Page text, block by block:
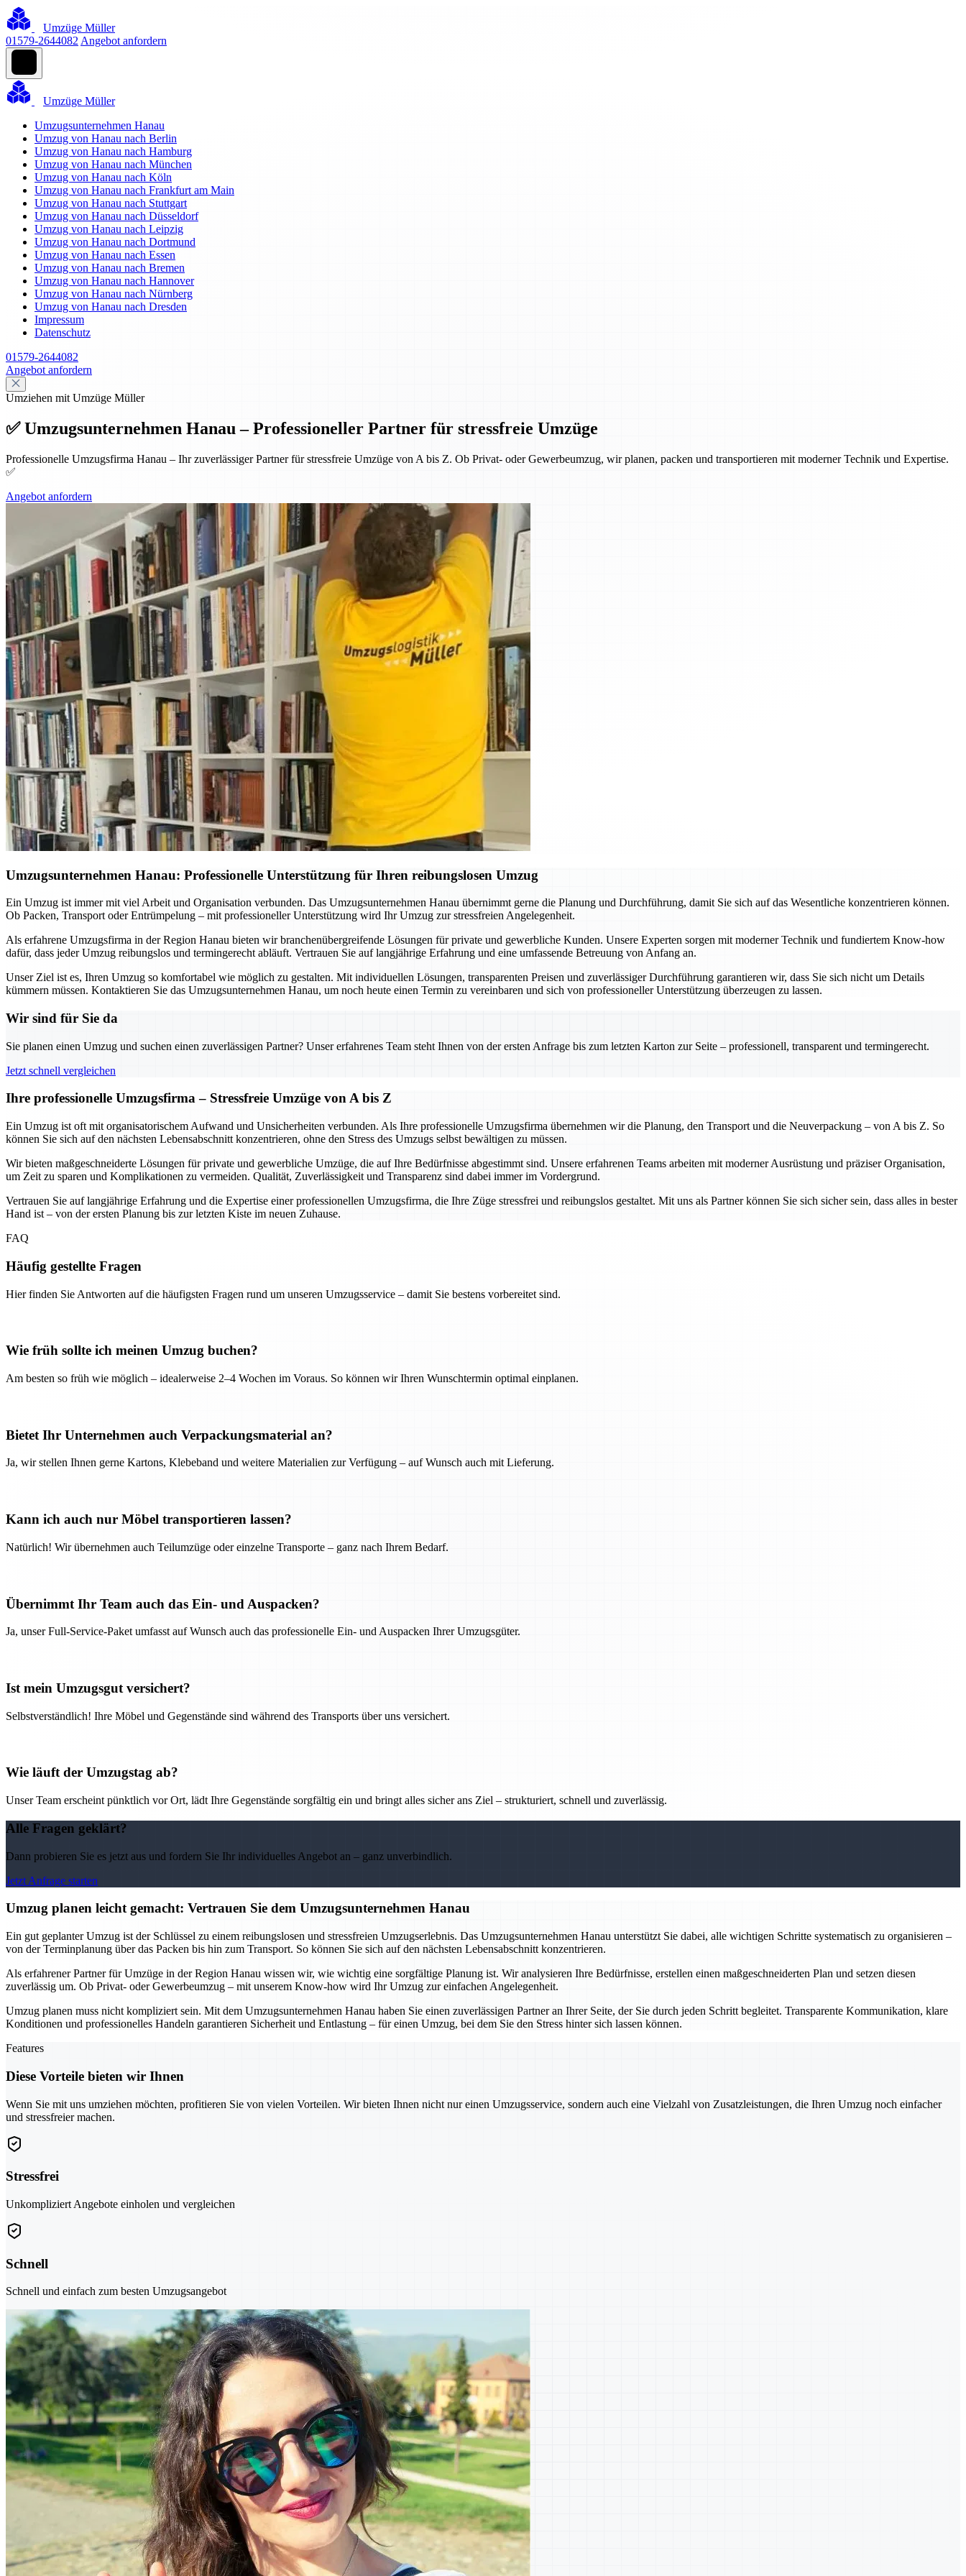
Umzüge Müller
01579-2644082 Angebot anfordern
Umzüge Müller
Umzugsunternehmen Hanau
Umzug von Hanau nach Berlin
Umzug von Hanau nach Hamburg
Umzug von Hanau nach München
Umzug von Hanau nach Köln
Umzug von Hanau nach Frankfurt am Main
Umzug von Hanau nach Stuttgart
Umzug von Hanau nach Düsseldorf
Umzug von Hanau nach Leipzig
Umzug von Hanau nach Dortmund
Umzug von Hanau nach Essen
Umzug von Hanau nach Bremen
Umzug von Hanau nach Hannover
Umzug von Hanau nach Nürnberg
Umzug von Hanau nach Dresden
Impressum
Datenschutz
01579-2644082
Angebot anfordern
Umziehen mit Umzüge Müller
✅ Umzugsunternehmen Hanau – Professioneller Partner für stressfreie Umzüge
Professionelle Umzugsfirma Hanau – Ihr zuverlässiger Partner für stressfreie Umzüge von A bis Z. Ob Privat- oder Gewerbeumzug, wir planen, packen und transportieren mit moderner Technik und Expertise.
✅
Angebot anfordern
Umzugsunternehmen Hanau: Professionelle Unterstützung für Ihren reibungslosen Umzug
Ein Umzug ist immer mit viel Arbeit und Organisation verbunden. Das Umzugsunternehmen Hanau übernimmt gerne die Planung und Durchführung, damit Sie sich auf das Wesentliche konzentrieren können.
Ob Packen, Transport oder Entrümpelung – mit professioneller Unterstützung wird Ihr Umzug zur stressfreien Angelegenheit.
Als erfahrene Umzugsfirma in der Region Hanau bieten wir branchenübergreifende Lösungen für private und gewerbliche Kunden. Unsere Experten sorgen mit moderner Technik und fundiertem Know-how
dafür, dass jeder Umzug reibungslos und termingerecht abläuft. Vertrauen Sie auf langjährige Erfahrung und eine umfassende Betreuung von Anfang an.
Unser Ziel ist es, Ihren Umzug so komfortabel wie möglich zu gestalten. Mit individuellen Lösungen, transparenten Preisen und zuverlässiger Durchführung garantieren wir, dass Sie sich nicht um Details
kümmern müssen. Kontaktieren Sie das Umzugsunternehmen Hanau, um noch heute einen Termin zu vereinbaren und sich von professioneller Unterstützung überzeugen zu lassen.
Wir sind für Sie da
Sie planen einen Umzug und suchen einen zuverlässigen Partner? Unser erfahrenes Team steht Ihnen von der ersten Anfrage bis zum letzten Karton zur Seite – professionell, transparent und termingerecht.
Jetzt schnell vergleichen
Ihre professionelle Umzugsfirma – Stressfreie Umzüge von A bis Z
Ein Umzug ist oft mit organisatorischem Aufwand und Unsicherheiten verbunden. Als Ihre professionelle Umzugsfirma übernehmen wir die Planung, den Transport und die Neuverpackung – von A bis Z. So
können Sie sich auf den nächsten Lebensabschnitt konzentrieren, ohne den Stress des Umzugs selbst bewältigen zu müssen.
Wir bieten maßgeschneiderte Lösungen für private und gewerbliche Umzüge, die auf Ihre Bedürfnisse abgestimmt sind. Unsere erfahrenen Teams arbeiten mit moderner Ausrüstung und präziser Organisation,
um Zeit zu sparen und Komplikationen zu vermeiden. Qualität, Zuverlässigkeit und Transparenz sind dabei immer im Vordergrund.
Vertrauen Sie auf langjährige Erfahrung und die Expertise einer professionellen Umzugsfirma, die Ihre Züge stressfrei und reibungslos gestaltet. Mit uns als Partner können Sie sich sicher sein, dass alles in bester
Hand ist – von der ersten Planung bis zur letzten Kiste im neuen Zuhause.
FAQ
Häufig gestellte Fragen
Hier finden Sie Antworten auf die häufigsten Fragen rund um unseren Umzugsservice – damit Sie bestens vorbereitet sind.
Wie früh sollte ich meinen Umzug buchen?
Am besten so früh wie möglich – idealerweise 2–4 Wochen im Voraus. So können wir Ihren Wunschtermin optimal einplanen.
Bietet Ihr Unternehmen auch Verpackungsmaterial an?
Ja, wir stellen Ihnen gerne Kartons, Klebeband und weitere Materialien zur Verfügung – auf Wunsch auch mit Lieferung.
Kann ich auch nur Möbel transportieren lassen?
Natürlich! Wir übernehmen auch Teilumzüge oder einzelne Transporte – ganz nach Ihrem Bedarf.
Übernimmt Ihr Team auch das Ein- und Auspacken?
Ja, unser Full-Service-Paket umfasst auf Wunsch auch das professionelle Ein- und Auspacken Ihrer Umzugsgüter.
Ist mein Umzugsgut versichert?
Selbstverständlich! Ihre Möbel und Gegenstände sind während des Transports über uns versichert.
Wie läuft der Umzugstag ab?
Unser Team erscheint pünktlich vor Ort, lädt Ihre Gegenstände sorgfältig ein und bringt alles sicher ans Ziel – strukturiert, schnell und zuverlässig.
Alle Fragen geklärt?
Dann probieren Sie es jetzt aus und fordern Sie Ihr individuelles Angebot an – ganz unverbindlich.
Jetzt Anfrage starten
Umzug planen leicht gemacht: Vertrauen Sie dem Umzugsunternehmen Hanau
Ein gut geplanter Umzug ist der Schlüssel zu einem reibungslosen und stressfreien Umzugserlebnis. Das Umzugsunternehmen Hanau unterstützt Sie dabei, alle wichtigen Schritte systematisch zu organisieren –
von der Terminplanung über das Packen bis hin zum Transport. So können Sie sich auf den nächsten Lebensabschnitt konzentrieren.
Als erfahrener Partner für Umzüge in der Region Hanau wissen wir, wie wichtig eine sorgfältige Planung ist. Wir analysieren Ihre Bedürfnisse, erstellen einen maßgeschneiderten Plan und setzen diesen
zuverlässig um. Ob Privat- oder Gewerbeumzug – mit unserem Know-how wird Ihr Umzug zur einfachen Angelegenheit.
Umzug planen muss nicht kompliziert sein. Mit dem Umzugsunternehmen Hanau haben Sie einen zuverlässigen Partner an Ihrer Seite, der Sie durch jeden Schritt begleitet. Transparente Kommunikation, klare
Konditionen und professionelles Handeln garantieren Sicherheit und Entlastung – für einen Umzug, bei dem Sie den Stress hinter sich lassen können.
Features
Diese Vorteile bieten wir Ihnen
Wenn Sie mit uns umziehen möchten, profitieren Sie von vielen Vorteilen. Wir bieten Ihnen nicht nur einen Umzugsservice, sondern auch eine Vielzahl von Zusatzleistungen, die Ihren Umzug noch einfacher
und stressfreier machen.
Stressfrei
Unkompliziert Angebote einholen und vergleichen
Schnell
Schnell und einfach zum besten Umzugsangebot